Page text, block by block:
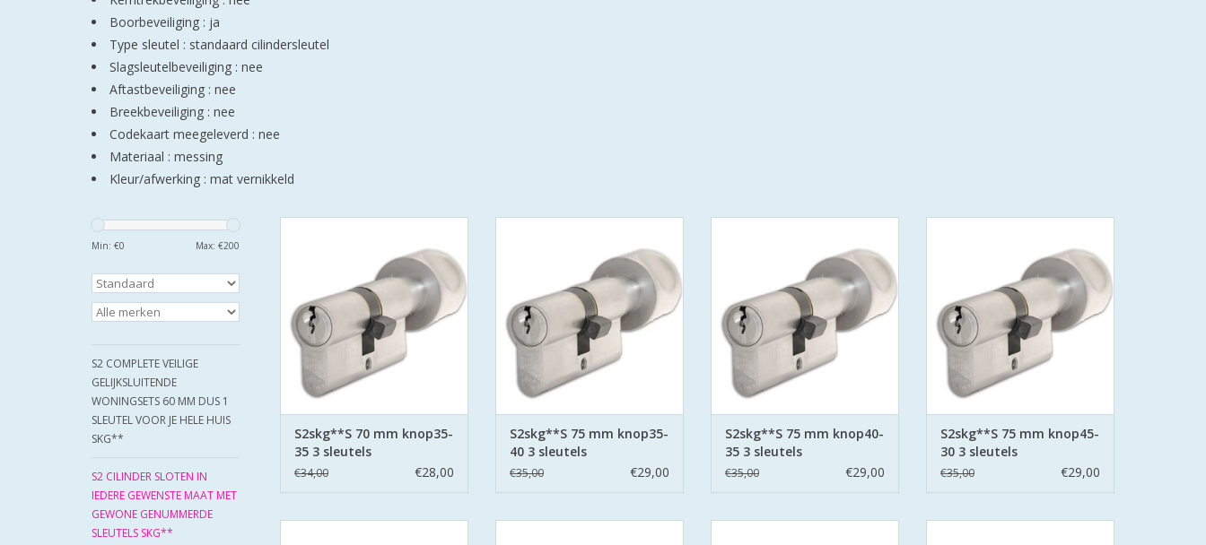
Boorbeveiliging : ja
Type sleutel : standaard cilindersleutel
Slagsleutelbeveiliging : nee
Aftastbeveiliging : nee
Breekbeveiliging : nee
Codekaart meegeleverd : nee
Materiaal : messing
Kleur/afwerking : mat vernikkeld
Min: €0 Max: €200
S2 COMPLETE VEILIGE
GELIJKSLUITENDE
WONINGSETS 60 MM DUS 1
SLEUTEL VOOR JE HELE HUIS
SKG**
S2 CILINDER SLOTEN IN
IEDERE GEWENSTE MAAT MET
GEWONE GENUMMERDE
SLEUTELS SKG**
Keurmerk Veilig Wonen.
S2 staat voor safe en secure met
boor belemmering aan beide
zijden hard stalen pinnen.
TOEVOEGEN AAN WINKELWAGEN
S2skg**S 70 mm knop35-
35 3 sleutels
€34,00 €28,00
Keurmerk Veilig Wonen.
S2 staat voor safe en secure met
boor belemmering aan beide
zijden hard stalen pinnen.
TOEVOEGEN AAN WINKELWAGEN
S2skg**S 75 mm knop35-
40 3 sleutels
€35,00 €29,00
Keurmerk Veilig Wonen.
S2 staat voor safe en secure met
boor belemmering aan beide
zijden hard stalen pinnen.
TOEVOEGEN AAN WINKELWAGEN
S2skg**S 75 mm knop40-
35 3 sleutels
€35,00 €29,00
Keurmerk Veilig Wonen.
S2 staat voor safe en secure met
boor belemmering aan beide
zijden hard stalen pinnen.
TOEVOEGEN AAN WINKELWAGEN
S2skg**S 75 mm knop45-
30 3 sleutels
€35,00 €29,00